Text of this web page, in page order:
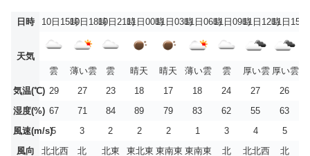
日時 10日15時10日18時10日21時11日00時11日03時11日06時11日09時11日12時11日15時
天気
雲
薄い雲 雲 晴天 晴天 薄い雲 雲 厚い雲 厚い雲
気温(℃) 29 27 23 18 17 18 24 27
26
湿度(%) 67 71 84 89 79 83 62 55
63
風速(m/s)5 3 2 2 2 1 3 4
5
風向
北北西 北 北東 東北東 東南東 東南東 北 北北西
北